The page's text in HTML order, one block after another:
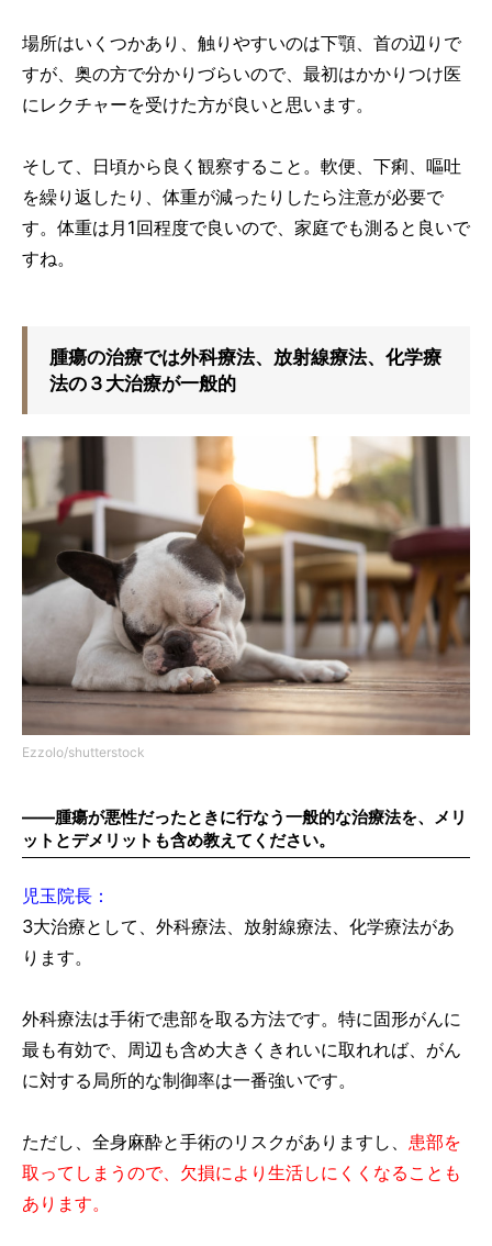
場所はいくつかあり、触りやすいのは下顎、首の辺りで
すが、奥の方で分かりづらいので、最初はかかりつけ医
にレクチャーを受けた方が良いと思います。
そして、日頃から良く観察すること。軟便、下痢、嘔吐
を繰り返したり、体重が減ったりしたら注意が必要で
す。体重は月1回程度で良いので、家庭でも測ると良いで
すね。
腫瘍の治療では外科療法、放射線療法、化学療
法の３大治療が一般的
Ezzolo/shutterstock
――腫瘍が悪性だったときに行なう一般的な治療法を、メリ
ットとデメリットも含め教えてください。
児玉院長：
3大治療として、外科療法、放射線療法、化学療法があ
ります。
外科療法は手術で患部を取る方法です。特に固形がんに
最も有効で、周辺も含め大きくきれいに取れれば、がん
に対する局所的な制御率は一番強いです。
ただし、全身麻酔と手術のリスクがありますし、 患部を
取ってしまうので、欠損により生活しにくくなることも
あります。